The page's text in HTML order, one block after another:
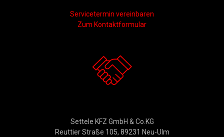
Servicetermin vereinbaren
Zum Kontaktformular
Settele KFZ GmbH & Co.KG
Reuttier Straße 105, 89231 Neu-Ulm